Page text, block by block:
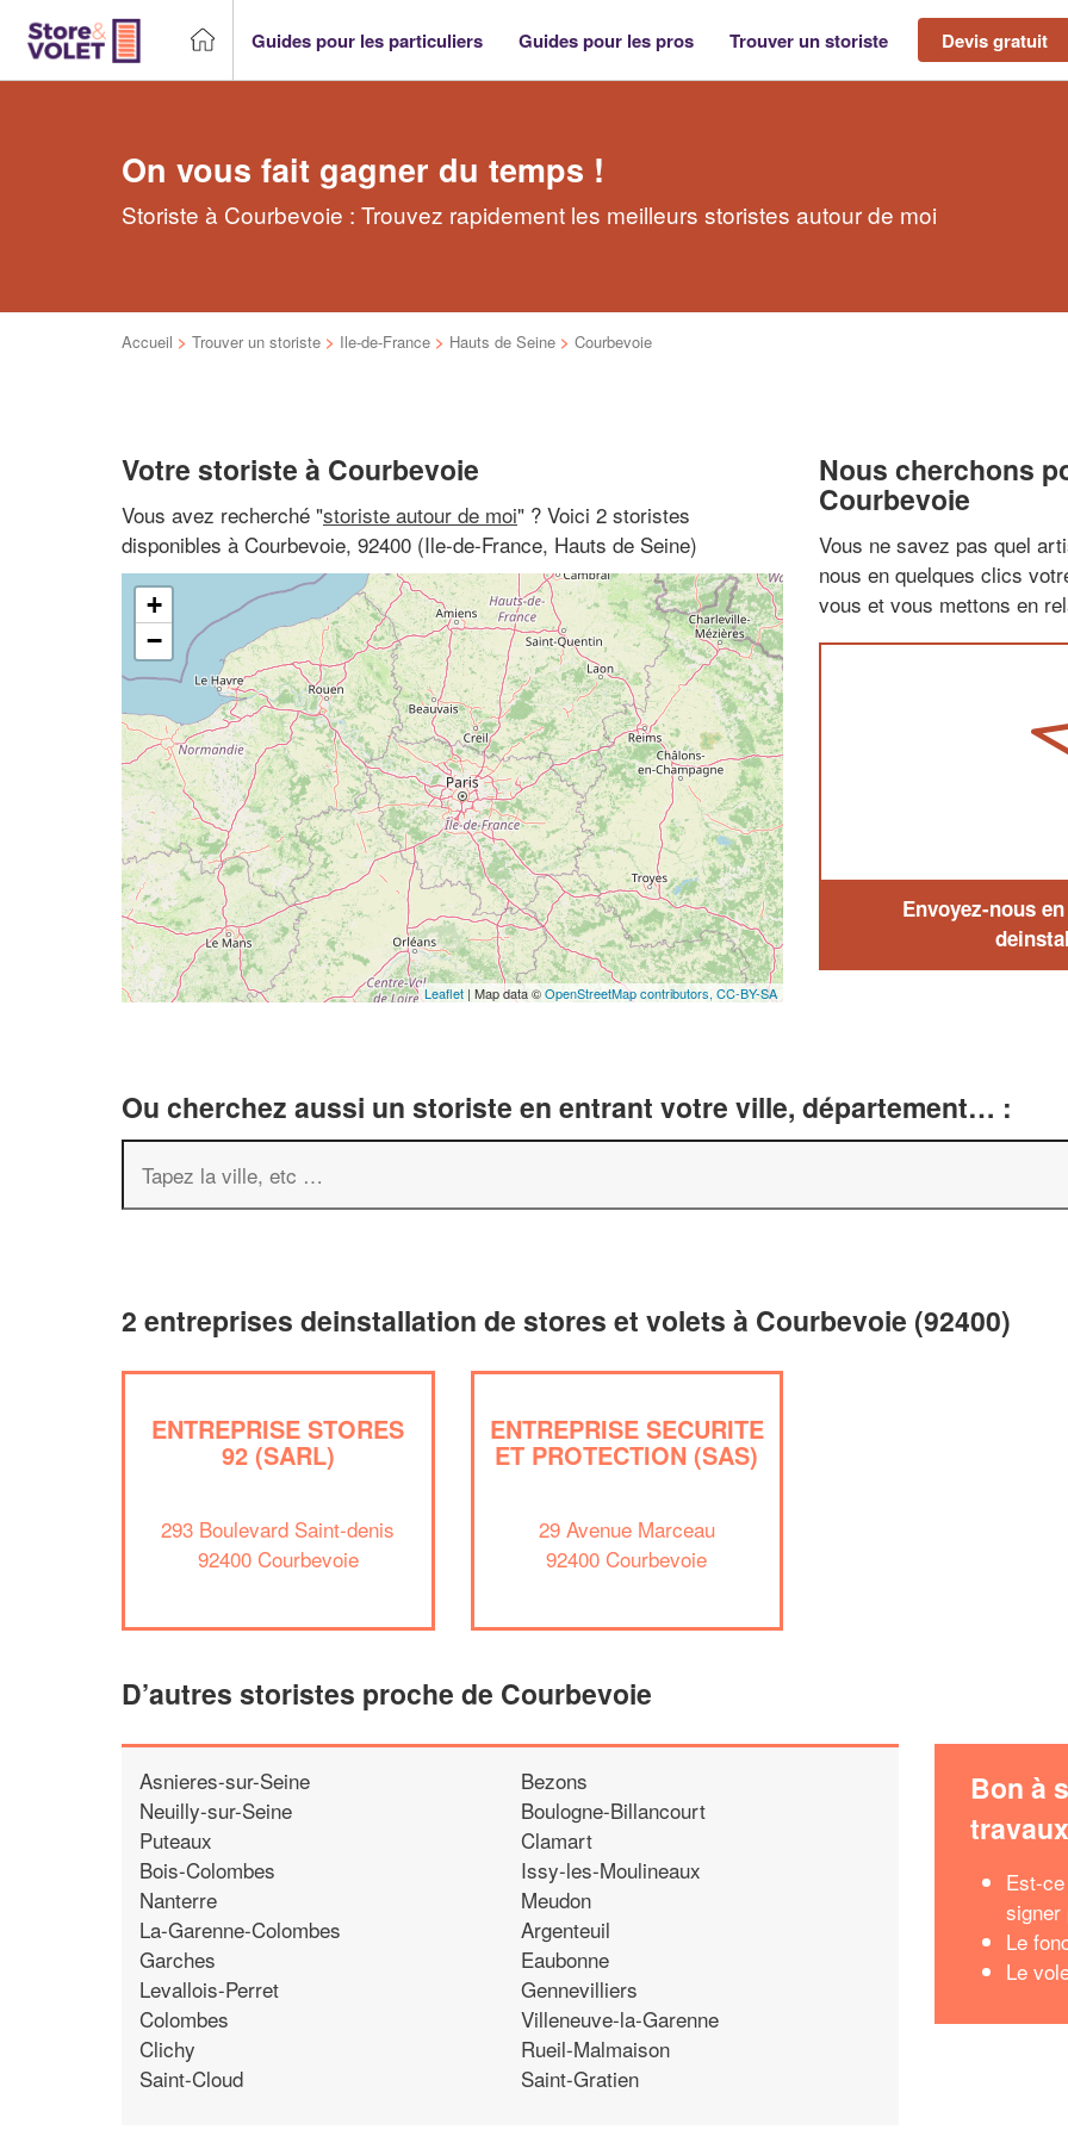
Guides pour les particuliers Guides pour les pros Trouver un storiste Devis gratuit
On vous fait gagner du temps !
Storiste à Courbevoie : Trouvez rapidement les meilleurs storistes autour de moi
Accueil > Trouver un storiste > Ile-de-France > Hauts de Seine > Courbevoie
Votre storiste à Courbevoie
Vous avez recherché "storiste autour de moi" ? Voici 2 storistes
disponibles à Courbevoie, 92400 (Ile-de-France, Hauts de Seine)
+
−
Leaflet | Map data ©OpenStreetMap contributors, CC-BY-SA
Nous cherchons
Courbevoie
Vous ne savez pas quel
nous en quelques clics
vous et vous mettons en
Envoyez-nous
Ou cherchez aussi un storiste en entrant votre ville, département… :
2 entreprises deinstallation de stores et volets à Courbevoie (92400)
ENTREPRISE STORES
92 (SARL)
293 Boulevard Saint-denis
92400 Courbevoie
ENTREPRISE SECURITE
ET PROTECTION (SAS)
29 Avenue Marceau
92400 Courbevoie
D’autres storistes proche de Courbevoie
Asnieres-sur-Seine
Neuilly-sur-Seine
Puteaux
Bois-Colombes
Nanterre
La-Garenne-Colombes
Garches
Levallois-Perret
Colombes
Clichy
Saint-Cloud
Bezons
Boulogne-Billancourt
Clamart
Issy-les-Moulineaux
Meudon
Argenteuil
Eaubonne
Gennevilliers
Villeneuve-la-Garenne
Rueil-Malmaison
Saint-Gratien
Bon à
travaux
Est-
signer
Le
Le